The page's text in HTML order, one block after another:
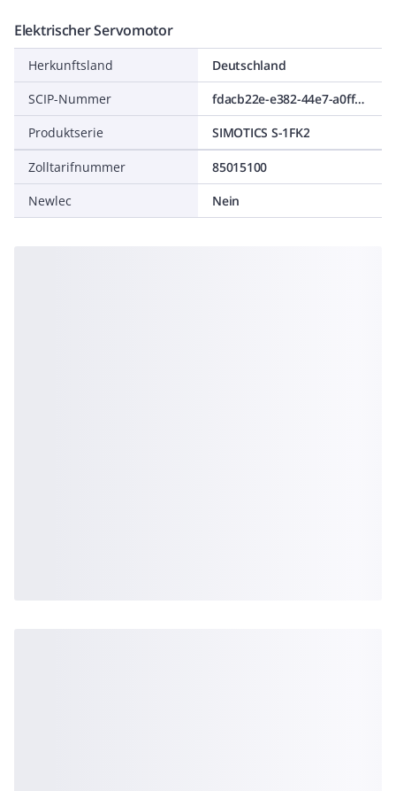
Elektrischer Servomotor
Herkunftsland
Deutschland
SCIP-Nummer
fdacb22e-e382-44e7-a0ff-4a76ab9f6c3b
Produktserie
SIMOTICS S-1FK2
Zolltarifnummer
85015100
Newlec
Nein